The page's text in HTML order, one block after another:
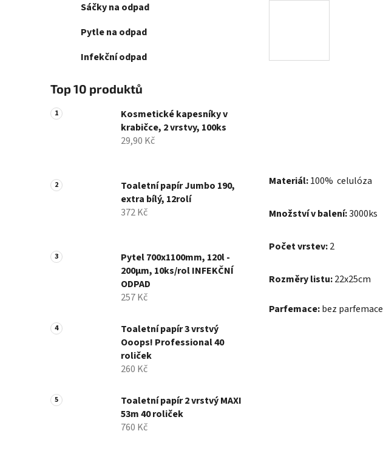
Sáčky na odpad
Pytle na odpad
Infekční odpad
Top 10 produktů
Kosmetické kapesníky v
krabičce, 2 vrstvy, 100ks
29,90 Kč
Toaletní papír Jumbo 190,
extra bílý, 12rolí
372 Kč
Pytel 700x1100mm, 120l -
200µm, 10ks/rol INFEKČNÍ
ODPAD
257 Kč
Toaletní papír 3 vrstvý
Ooops! Professional 40
roliček
260 Kč
Toaletní papír 2 vrstvý MAXI
53m 40 roliček
760 Kč
Materiál:100% celulóza
Množství v balení:3000ks
Počet vrstev:2
Rozměry listu:22x25cm
Parfemace:bez parfemace